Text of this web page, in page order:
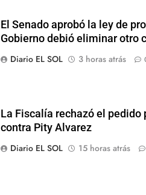
El Senado aprobó la ley de
Gobierno debió eliminar otro
Diario EL SOL
3 horas atrás
La Fiscalía rechazó el
contra Pity Alvarez
Diario EL SOL
15 horas atrás